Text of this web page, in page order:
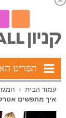
תפריט
עמוד הבית
איך מחפשים